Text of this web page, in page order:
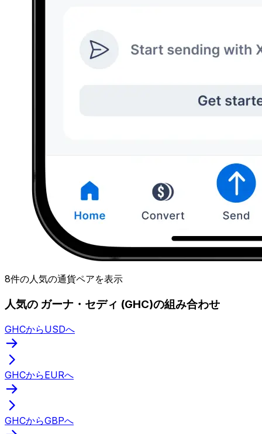
8件の人気の通貨ペアを表示
人気の ガーナ・セディ (GHC)の組み合わせ
GHCからUSDへ
GHCからEURへ
GHCからGBPへ